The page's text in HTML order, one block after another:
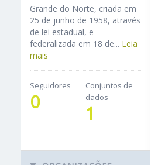
Grande do Norte, criada em
25 de junho de 1958, através
de lei estadual, e
federalizada em 18 de... Leia
mais
Seguidores
0
Conjuntos de
dados
1